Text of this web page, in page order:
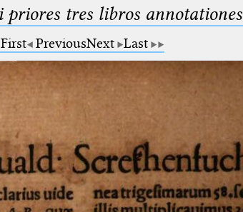
tres libros annotationes
First PreviousNext Last